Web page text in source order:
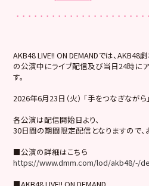
AKB48 LIVE!! ON DEMANDでは、AKB48
の公演中にライブ配信及び当日24時に
す。
2026年6月23日（火） 「手をつなぎながら
各公演は配信開始日より、
30日間の期間限定配信となりますので、
■公演の詳細はこちら
https://www.dmm.com/lod/akb48/-/
■AKB48 LIVE!! ON DEMAND